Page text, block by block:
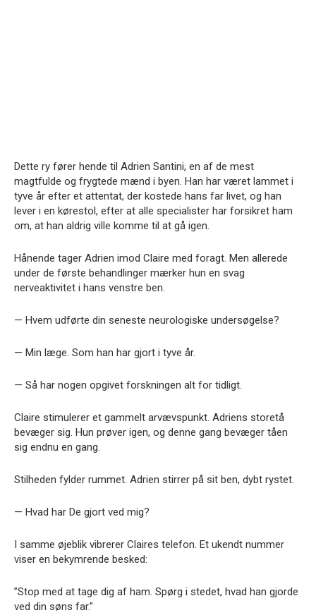
Dette ry fører hende til Adrien Santini, en af de mest
magtfulde og frygtede mænd i byen. Han har været lammet i
tyve år efter et attentat, der kostede hans far livet, og han
lever i en kørestol, efter at alle specialister har forsikret ham
om, at han aldrig ville komme til at gå igen.
Hånende tager Adrien imod Claire med foragt. Men allerede
under de første behandlinger mærker hun en svag
nerveaktivitet i hans venstre ben.
— Hvem udførte din seneste neurologiske undersøgelse?
— Min læge. Som han har gjort i tyve år.
— Så har nogen opgivet forskningen alt for tidligt.
Claire stimulerer et gammelt arvævspunkt. Adriens storetå
bevæger sig. Hun prøver igen, og denne gang bevæger tåen
sig endnu en gang.
Stilheden fylder rummet. Adrien stirrer på sit ben, dybt rystet.
— Hvad har De gjort ved mig?
I samme øjeblik vibrerer Claires telefon. Et ukendt nummer
viser en bekymrende besked:
”Stop med at tage dig af ham. Spørg i stedet, hvad han gjorde
ved din søns far.”